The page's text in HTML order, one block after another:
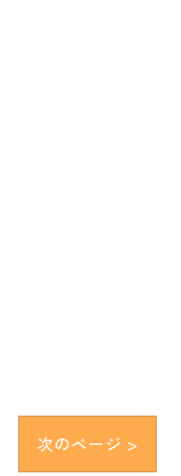
次のページ >